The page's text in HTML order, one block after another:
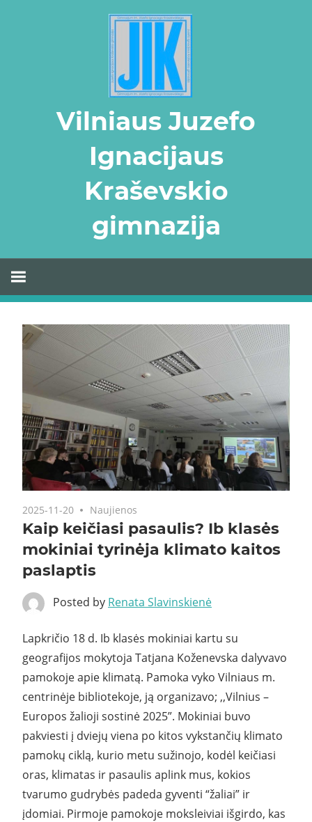
Vilniaus Juzefo
Ignacijaus
Kraševskio
gimnazija
2025-11-20 Naujienos
Kaip keičiasi pasaulis? Ib klasės
mokiniai tyrinėja klimato kaitos
paslaptis
Posted by Renata Slavinskienė
Lapkričio 18 d. Ib klasės mokiniai kartu su
geografijos mokytoja Tatjana Koženevska dalyvavo
pamokoje apie klimatą. Pamoka vyko Vilniaus m.
centrinėje bibliotekoje, ją organizavo; ,,Vilnius –
Europos žalioji sostinė 2025”. Mokiniai buvo
pakviesti į dviejų viena po kitos vykstančių klimato
pamokų ciklą, kurio metu sužinojo, kodėl keičiasi
oras, klimatas ir pasaulis aplink mus, kokios
tvarumo gudrybės padeda gyventi “žaliai” ir
įdomiai. Pirmoje pamokoje moksleiviai išgirdo, kas